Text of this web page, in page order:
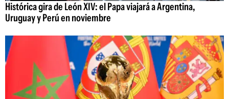
Histórica gira de León XIV: el Papa viajará a Argentina,
Uruguay y Perú en noviembre